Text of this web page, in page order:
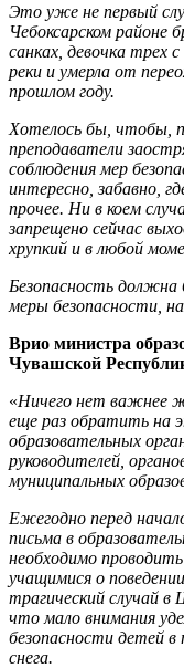
Это уже не первый
Чебоксарском районе
санках, девочка трех
реки и умерла от
прошлом году.
Хотелось бы, чтобы,
преподаватели
соблюдения мер
интересно, забавно,
прочее. Ни в коем
запрещено сейчас
хрупкий и в любой
Безопасность
меры безопасности,
Врио министра
Чувашской
«Ничего нет важнее
еще раз обратить на
образовательных
руководителей,
муниципальных
Ежегодно перед
письма в
необходимо
учащимися о
трагический случай
что мало внимания
безопасности детей в
снега.